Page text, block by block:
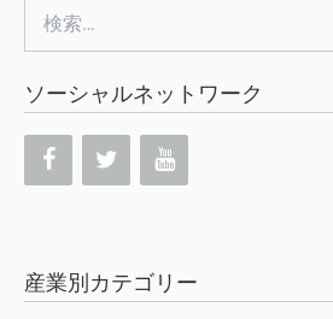
ソーシャルネットワーク
産業別カテゴリー